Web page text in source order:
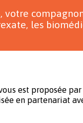
votre
les
est proposée par
en partenariat